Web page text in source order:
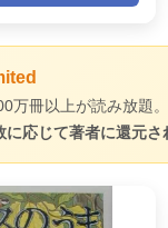
万冊以上が読み放題。
に応じて著者に還元さ